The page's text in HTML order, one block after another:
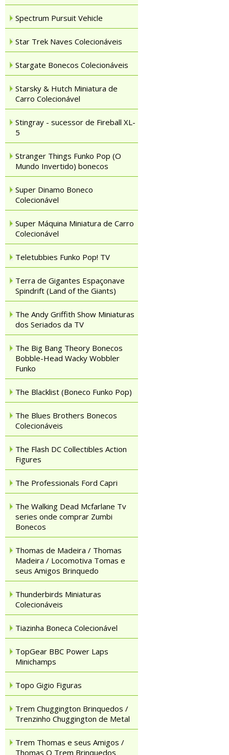
Spectrum Pursuit Vehicle
Star Trek Naves Colecionáveis
Stargate Bonecos Colecionáveis
Starsky & Hutch Miniatura de
Carro Colecionável
Stingray - sucessor de Fireball XL-
5
Stranger Things Funko Pop (O
Mundo Invertido) bonecos
Super Dinamo Boneco
Colecionável
Super Máquina Miniatura de Carro
Colecionável
Teletubbies Funko Pop! TV
Terra de Gigantes Espaçonave
Spindrift (Land of the Giants)
The Andy Griffith Show Miniaturas
dos Seriados da TV
The Big Bang Theory Bonecos
Bobble-Head Wacky Wobbler
Funko
The Blacklist (Boneco Funko Pop)
The Blues Brothers Bonecos
Colecionáveis
The Flash DC Collectibles Action
Figures
The Professionals Ford Capri
The Walking Dead Mcfarlane Tv
series onde comprar Zumbi
Bonecos
Thomas de Madeira / Thomas
Madeira / Locomotiva Tomas e
seus Amigos Brinquedo
Thunderbirds Miniaturas
Colecionáveis
Tiazinha Boneca Colecionável
TopGear BBC Power Laps
Minichamps
Topo Gigio Figuras
Trem Chuggington Brinquedos /
Trenzinho Chuggington de Metal
Trem Thomas e seus Amigos /
Thomas O Trem Brinquedos